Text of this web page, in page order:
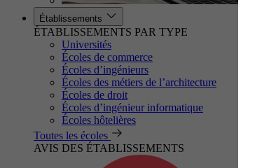
Établissements
ÉTABLISSEMENTS PAR TYPE
Universités
Écoles de commerce
Écoles d’ingénieurs
Écoles des métiers de l’architecture
Écoles de droit
Écoles d’ingénieur informatique
Écoles hôtelières
Toutes les écoles
AVIS DES ÉTABLISSEMENTS